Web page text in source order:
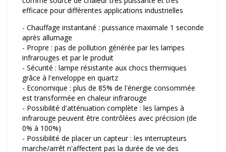
efficace pour différentes applications industrielles
- Chauffage instantané : puissance maximale 1 seconde
après allumage
- Propre : pas de pollution générée par les lampes
infrarouges et par le produit
- Sécurité : lampe résistante aux chocs thermiques
grâce à l'enveloppe en quartz
- Economique : plus de 85% de l'énergie consommée
est transformée en chaleur infrarouge
- Possibilité d'atténuation complète : les lampes à
infrarouge peuvent être contrôlées avec précision (de
0% à 100%)
- Possibilité de placer un capteur : les interrupteurs
marche/arrêt n'affectent pas la durée de vie des